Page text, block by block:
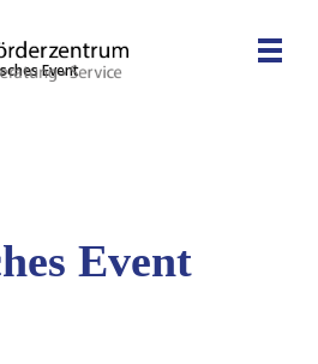
Event
Event